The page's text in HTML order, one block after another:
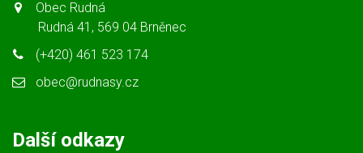
Obec Rudná
Rudná 41, 569 04 Brněnec
(+420) 461 523 174
obec@rudnasy.cz
Další odkazy